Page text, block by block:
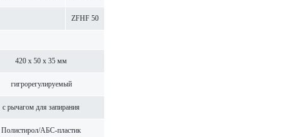
ZFHF 50
420 x 50 x 35 мм
гигро­р­егулируемый
с рычагом для запирания
Поли­с­тирол/АБС-пла­стик